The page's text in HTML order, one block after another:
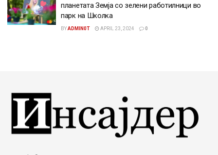
планетата Земја со зелени работилници во
парк на Школка
BYADMIN0T APRIL 23, 2024 0